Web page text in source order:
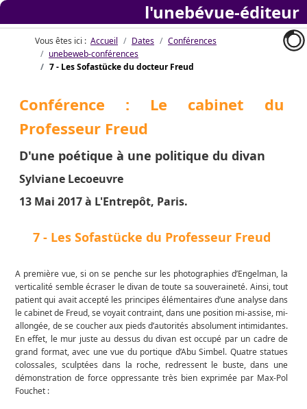
Vous êtes ici : Accueil Dates
Conférences
unebeweb-conférences
7 - Les Sofastücke du docteur Freud
Conférence : Le cabinet du
Professeur Freud
D'une poétique à une politique du divan
Sylviane Lecoeuvre
13 Mai 2017 à L'Entrepôt, Paris.
7 - Les Sofastücke du Professeur Freud
A première vue, si on se penche sur les photographies d’Engelman, la
verticalité semble écraser le divan de toute sa souveraineté. Ainsi, tout
patient qui avait accepté les principes élémentaires d’une analyse dans
le cabinet de Freud, se voyait contraint, dans une position mi-assise, mi-
allongée, de se coucher aux pieds d’autorités absolument intimidantes.
En effet, le mur juste au dessus du divan est occupé par un cadre de
grand format, avec une vue du portique d’Abu Simbel. Quatre statues
colossales, sculptées dans la roche, redressent le buste, dans une
démonstration de force oppressante très bien exprimée par Max-Pol
Fouchet :
l'unebévue-